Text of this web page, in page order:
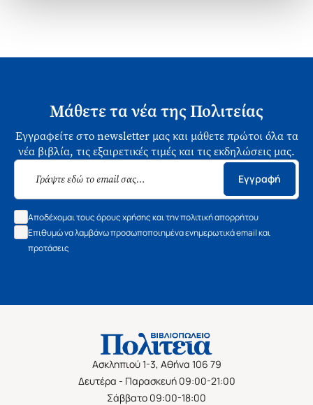
Μάθετε τα νέα της Πολιτείας
Εγγραφείτε στο newsletter μας και μάθετε πρώτοι όλα τα
νέα βιβλία, τις εξαιρετικές τιμές και τις εκδηλώσεις μας.
Εγγραφή
Αποδέχομαι τους όρους χρήσης και την πολιτική απορρήτου
Επιθυμώ να λαμβάνω προσωποποιημένα ενημερωτικά email και
προτάσεις
Ασκληπιού 1-3, Αθήνα 106 79
Δευτέρα - Παρασκευή 09:00-21:00
Σάββατο 09:00-18:00